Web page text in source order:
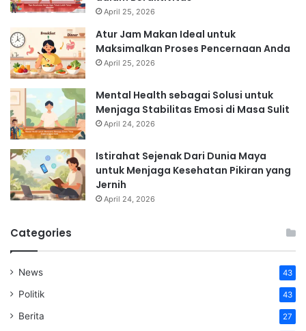
April 25, 2026
Atur Jam Makan Ideal untuk
Maksimalkan Proses Pencernaan Anda
April 25, 2026
Mental Health sebagai Solusi untuk
Menjaga Stabilitas Emosi di Masa Sulit
April 24, 2026
Istirahat Sejenak Dari Dunia Maya
untuk Menjaga Kesehatan Pikiran yang
Jernih
April 24, 2026
Categories
News 43
Politik 43
Berita 27